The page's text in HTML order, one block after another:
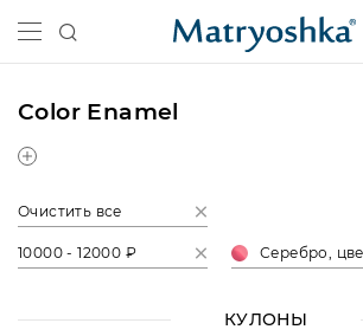
Color Enamel
Очистить все
10000 - 12000 ₽ Серебро,
КУЛОНЫ